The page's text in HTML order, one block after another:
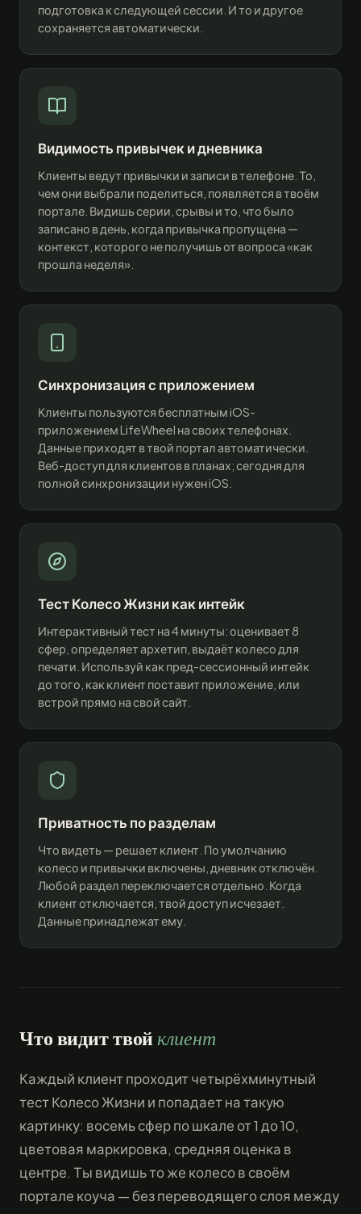
подготовка к следующей сессии. И то и другое
сохраняется автоматически.
Видимость привычек и дневника
Клиенты ведут привычки и записи в телефоне. То,
чем они выбрали поделиться, появляется в твоём
портале. Видишь серии, срывы и то, что было
записано в день, когда привычка пропущена —
контекст, которого не получишь от вопроса «как
прошла неделя».
Синхронизация с приложением
Клиенты пользуются бесплатным iOS-
приложением LifeWheel на своих телефонах.
Данные приходят в твой портал автоматически.
Веб-доступ для клиентов в планах; сегодня для
полной синхронизации нужен iOS.
Тест Колесо Жизни как интейк
Интерактивный тест на 4 минуты: оценивает 8
сфер, определяет архетип, выдаёт колесо для
печати. Используй как пред-сессионный интейк
до того, как клиент поставит приложение, или
встрой прямо на свой сайт.
Приватность по разделам
Что видеть — решает клиент. По умолчанию
колесо и привычки включены, дневник отключён.
Любой раздел переключается отдельно. Когда
клиент отключается, твой доступ исчезает.
Данные принадлежат ему.
Что видит твойклиент
Каждый клиент проходит четырёхминутный
тест Колесо Жизни и попадает на такую
картинку: восемь сфер по шкале от 1 до 10,
цветовая маркировка, средняя оценка в
центре. Ты видишь то же колесо в своём
портале коуча — без переводящего слоя между